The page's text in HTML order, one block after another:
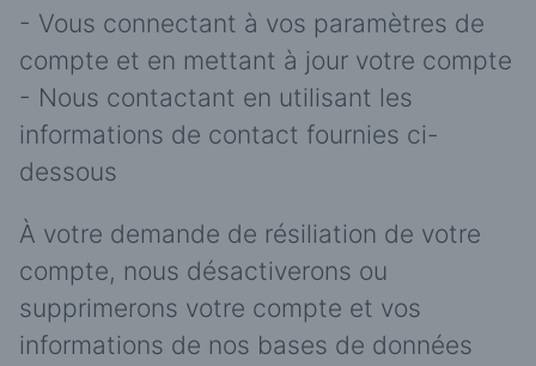
- Vous connectant à vos paramètres de
compte et en mettant à jour votre compte
- Nous contactant en utilisant les
informations de contact fournies ci-
dessous
À votre demande de résiliation de votre
compte, nous désactiverons ou
supprimerons votre compte et vos
informations de nos bases de données